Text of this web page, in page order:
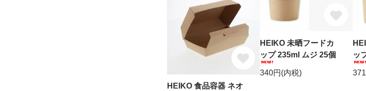
HEIKO 食品容器 ネオ
HEIKO 未晒フードカ
ップ 235ml ムジ 25個
340円(内税)
ッ